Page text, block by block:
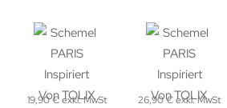
19,90 € exkl. MwSt 26,90 € exkl. MwSt